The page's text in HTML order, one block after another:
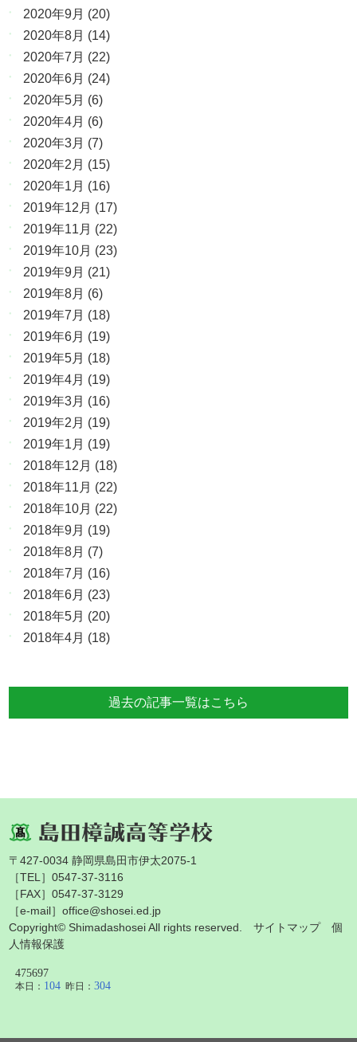
2020年9月 (20)
2020年8月 (14)
2020年7月 (22)
2020年6月 (24)
2020年5月 (6)
2020年4月 (6)
2020年3月 (7)
2020年2月 (15)
2020年1月 (16)
2019年12月 (17)
2019年11月 (22)
2019年10月 (23)
2019年9月 (21)
2019年8月 (6)
2019年7月 (18)
2019年6月 (19)
2019年5月 (18)
2019年4月 (19)
2019年3月 (16)
2019年2月 (19)
2019年1月 (19)
2018年12月 (18)
2018年11月 (22)
2018年10月 (22)
2018年9月 (19)
2018年8月 (7)
2018年7月 (16)
2018年6月 (23)
2018年5月 (20)
2018年4月 (18)
過去の記事一覧はこちら
〒427-0034 静岡県島田市伊太2075-1
［TEL］0547-37-3116
［FAX］0547-37-3129
［e-mail］office@shosei.ed.jp
Copyright© Shimadashosei All rights reserved.サイトマップ
個
人情報保護